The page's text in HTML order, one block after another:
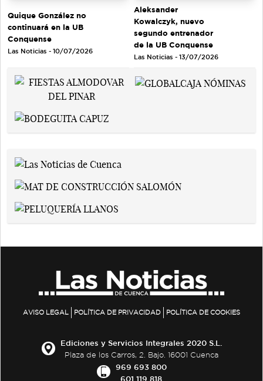
Quique González no
continuará en la UB
Conquense
Las Noticias - 10/07/2026
Aleksander
Kowalczyk, nuevo
segundo entrenador
de la UB Conquense
Las Noticias - 13/07/2026
AVISO LEGAL POLÍTICA DE PRIVACIDAD POLÍTICA DE COOKIES
Ediciones y Servicios Integrales 2020 S.L.
Plaza de los Carros, 2. Bajo. 16001 Cuenca
969 693 800
601 119 818